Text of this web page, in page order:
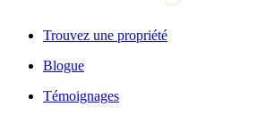
Trouvez une propriété
Blogue
Témoignages